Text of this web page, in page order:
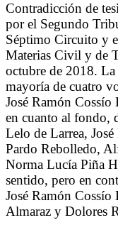
Contradicción de
por el Segundo
Séptimo Circuito y
Materias Civil y de
octubre de 2018.
mayoría de cuatro
José Ramón
en cuanto al fondo,
Lelo de Larrea,
Pardo Rebolledo,
Norma Lucía Piña
sentido, pero en
José Ramón Cossío
Almaraz y Dolores